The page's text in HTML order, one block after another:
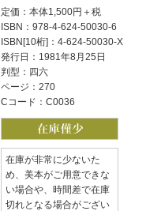
定価：本体1,500円＋税
ISBN：978-4-624-50030-6
ISBN[10桁]：4-624-50030-X
発行日：1981年8月25日
判型：四六
ページ：270
Cコード：C0036
在庫が非常に少ないた
め、美本がご用意できな
い場合や、時間差で在庫
切れとなる場合がござい